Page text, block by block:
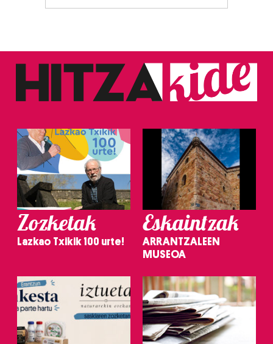
Zozketak
Lazkao Txikik 100 urte!
Eskaintzak
ARRANTZALEEN
MUSEOA